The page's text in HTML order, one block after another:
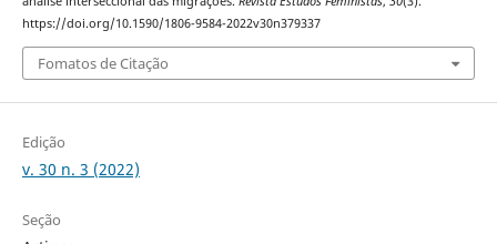
https://doi.org/10.1590/1806-9584-2022v30n379337
Fomatos de Citação
Edição
v. 30 n. 3 (2022)
Seção